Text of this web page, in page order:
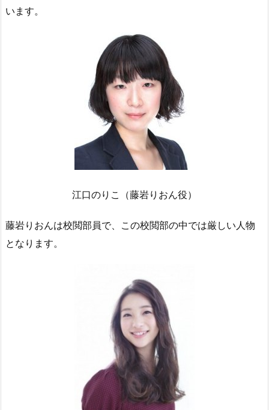
います。
江口のりこ（藤岩りおん役）
藤岩りおんは校閲部員で、この校閲部の中では厳しい人物
となります。